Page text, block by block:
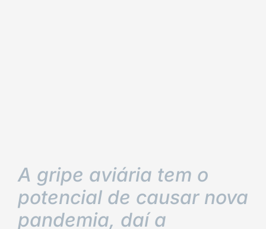
A gripe aviária tem o
potencial de causar nova
pandemia, daí a